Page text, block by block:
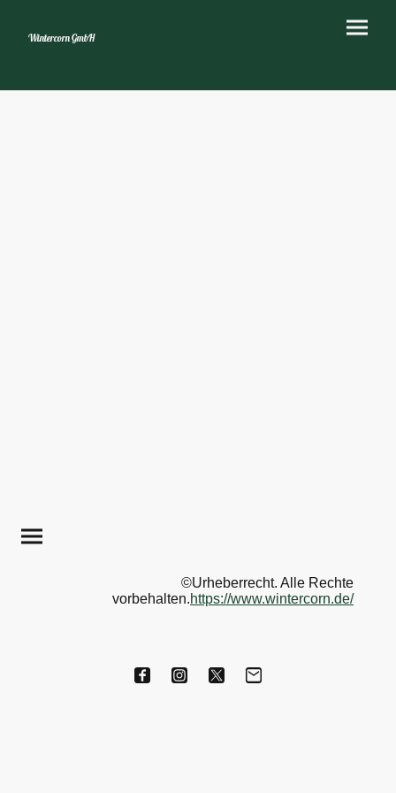
Wintercorn GmbH
©Urheberrecht. Alle Rechte
vorbehalten.https://www.wintercorn.de/